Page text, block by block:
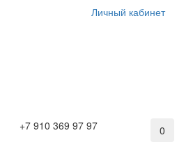
Личный кабинет
+7 910 369 97 97
0